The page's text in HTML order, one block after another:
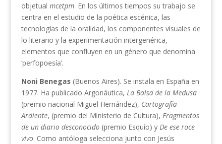
objetual mcetpm. En los últimos tiempos su trabajo se
centra en el estudio de la poética escénica, las
tecnologías de la oralidad, los componentes visuales de
lo literario y la experimentación intergenérica,
elementos que confluyen en un género que denomina
‘perfopoesía’.
Noni Benegas (Buenos Aires). Se instala en España en
1977. Ha publicado Argonáutica, La Balsa de la Medusa
(premio nacional Miguel Hernández), Cartografía
Ardiente, (premio del Ministerio de Cultura), Fragmentos
de un diario desconocido(premio Esquío) y De ese roce
vivo. Como antóloga selecciona junto con Jesús